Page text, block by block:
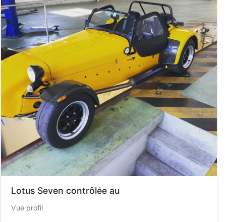
Lotus Seven contrôlée au
Vue profil